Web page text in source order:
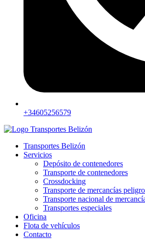
+34605256579
Transportes Belizón
Servicios
Depósito de contenedores
Transporte de contenedores
Crossdocking
Transporte de mercancías
Transporte nacional de
Transportes especiales
Oficina
Flota de vehículos
Contacto